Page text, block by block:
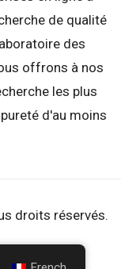
de qualité
des
offrons à nos
les plus
d'au moins
droits réservés.